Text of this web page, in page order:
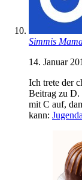
Simmis
14. Januar
Ich trete der
Beitrag zu D.
mit C auf,
kann: